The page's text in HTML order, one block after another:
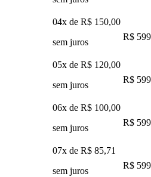
04x de R$ 150,00
sem juros
R$
05x de R$ 120,00
sem juros
R$
06x de R$ 100,00
sem juros
R$
07x de R$ 85,71
sem juros
R$